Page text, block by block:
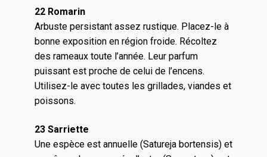
22 Romarin
Arbuste persistant assez rustique. Placez-le à
bonne exposition en région froide. Récoltez
des rameaux toute l’année. Leur parfum
puissant est proche de celui de l’encens.
Utilisez-le avec toutes les grillades, viandes et
poissons.
23 Sarriette
Une espèce est annuelle (Satureja bortensis) et